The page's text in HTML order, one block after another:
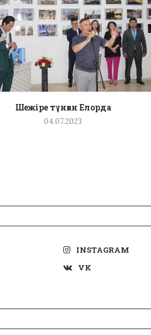
Шежіре тұнған Елорда
04.07.2023
INSTAGRAM
VK